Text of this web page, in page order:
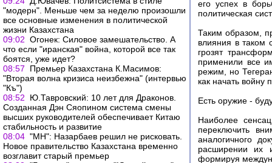
"модерн". Меньше чем за неделю произошли
все основные изменения в политической
жизни Казахстана
09:02 Огонек: Силовое замешательство. А
что если "иранская" война, которой все так
боятся, уже идет?
08:57
Премьер Казахстана К.Масимов:
"Вторая волна кризиса неизбежна" (интервью
"Къ")
08:52
Ю.Тавровский: 10 лет для Драконов.
Созданная Дэн Сяопином система смены
высших руководителей обеспечивает Китаю
стабильность и развитие
08:04 "МН": Назарбаев решил не рисковать.
Новое правительство Казахстана временно
возглавит старый премьер
его успех в
политическая
Таким образом,
влияния в таком
грозят
применили все
режим, но
как начать войну
Есть оружие -
Наиболее
переключить
аналогичного
расширении их
формируя